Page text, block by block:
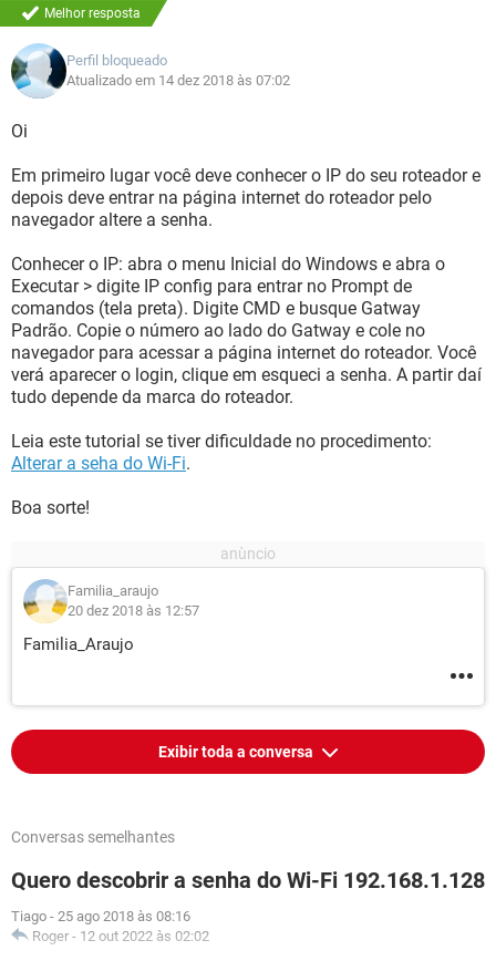
Melhor resposta
Perfil bloqueado
Atualizado em 14 dez 2018 às 07:02
Oi
Em primeiro lugar você deve conhecer o IP do seu roteador e
depois deve entrar na página internet do roteador pelo
navegador altere a senha.
Conhecer o IP: abra o menu Inicial do Windows e abra o
Executar > digite IP config para entrar no Prompt de
comandos (tela preta). Digite CMD e busque Gatway
Padrão. Copie o número ao lado do Gatway e cole no
navegador para acessar a página internet do roteador. Você
verá aparecer o login, clique em esqueci a senha. A partir daí
tudo depende da marca do roteador.
Leia este tutorial se tiver dificuldade no procedimento:
Alterar a seha do Wi-Fi.
Boa sorte!
Familia_araujo
20 dez 2018 às 12:57
Familia_Araujo
Exibir toda a conversa
Conversas semelhantes
Quero descobrir a senha do Wi-Fi 192.168.1.128
Tiago - 25 ago 2018 às 08:16
Roger - 12 out 2022 às 02:02